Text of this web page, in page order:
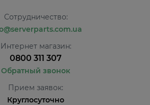
Сотрудничество:
Интернет магазин:
0800 311 307
Обратный звонок
Прием заявок:
Круглосуточно